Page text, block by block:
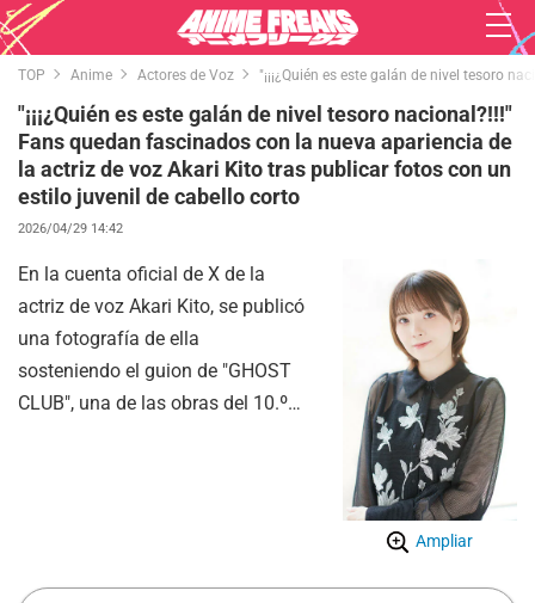
TOP Anime Actores de Voz "¡¡¡¿Quién es este galán de nivel tesoro
"¡¡¡¿Quién es este galán de nivel tesoro nacional?!!!"
Fans quedan fascinados con la nueva apariencia de
la actriz de voz Akari Kito tras publicar fotos con un
estilo juvenil de cabello corto
2026/04/29 14:42
Ampliar
En la cuenta oficial de X de la
actriz de voz Akari Kito, se publicó
una fotografía de ella
sosteniendo el guion de "GHOST
CLUB", una de las obras del 10.º
elogios y se ha vuelto tendencia